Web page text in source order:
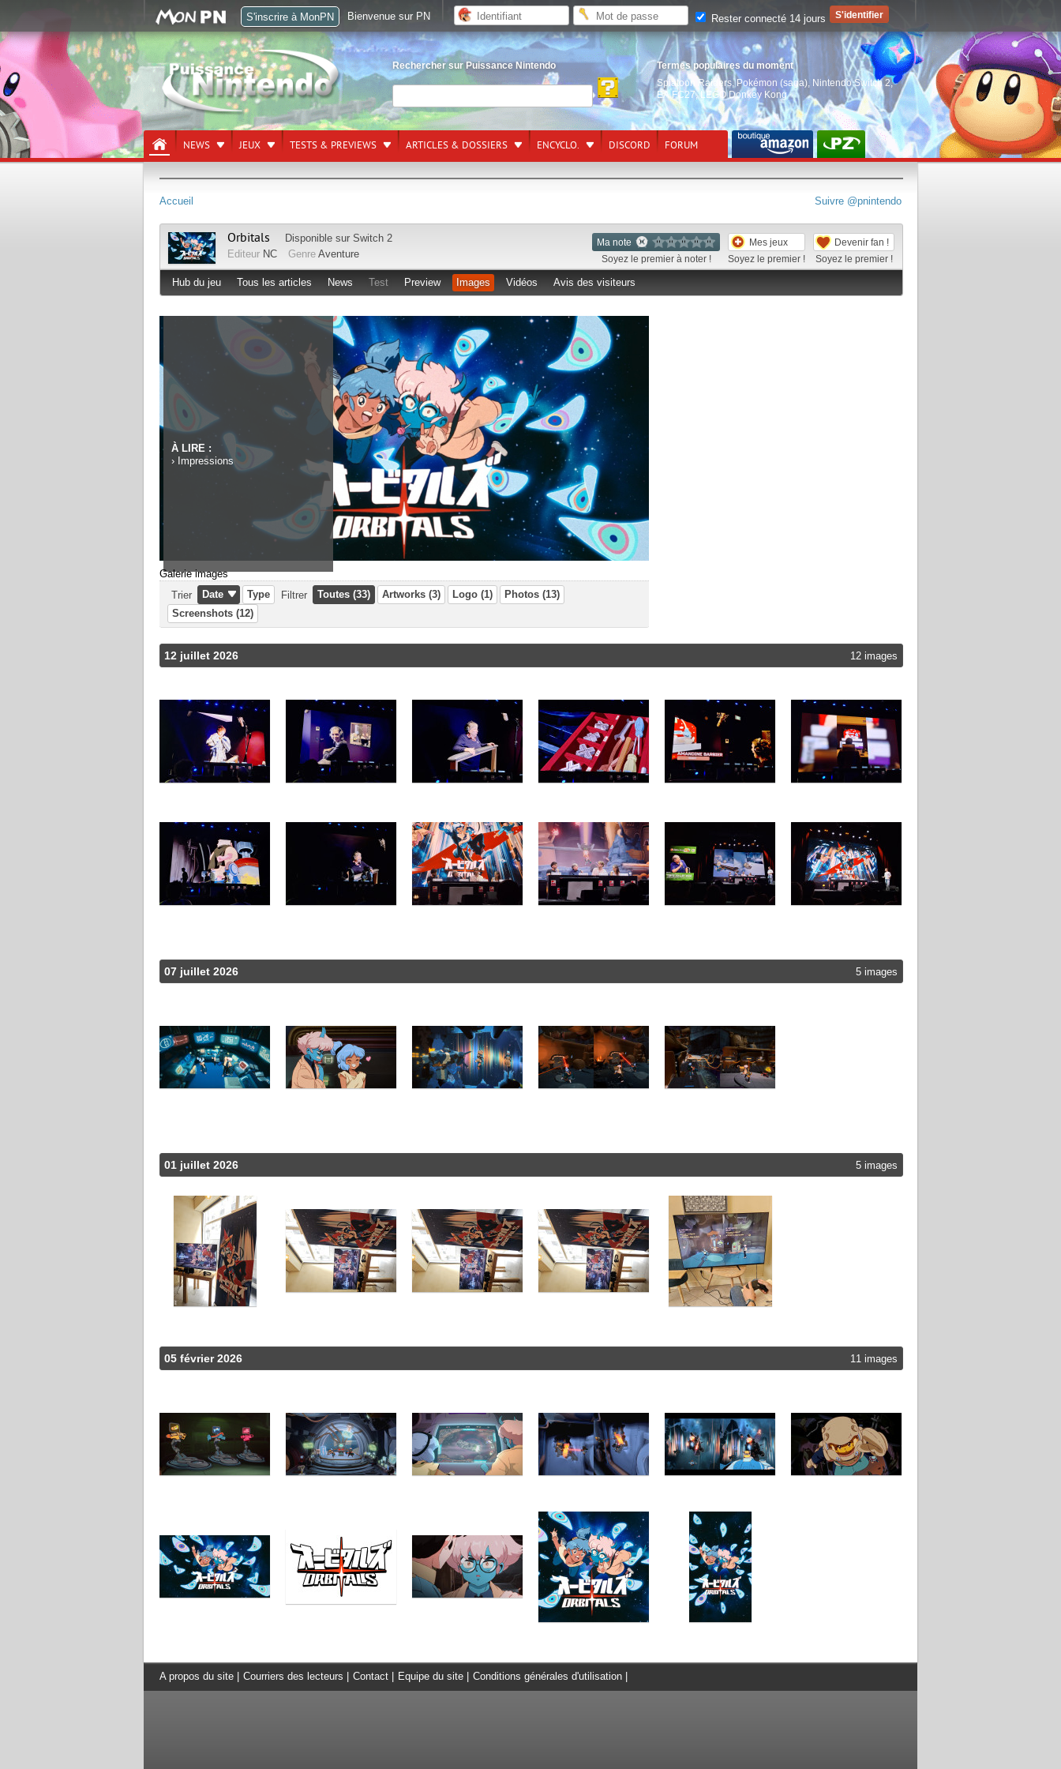
Rechercher sur Puissance Nintendo
Termes populaires du moment
Splatoon Raiders, Pokémon (saga) Nintendo Switch 2,
EA FC27,LEGO Donkey Kong
NEWS JEUX TESTS & PREVIEWS ARTICLES & DOSSIERS ENCYCLO. DISCORD FORUM
Suivre @pnintendo
Accueil
Ma note
Soyez le premier à noter !
Mes jeux
Soyez le premier !
Devenir fan !
Soyez le premier !
Orbitals Disponible sur Switch 2
Editeur NC Genre Aventure
Hub du jeu Tous les articles News Test Preview Images Vidéos Avis des visiteurs
À LIRE :
› Impressions
Galerie images
Trier
Date Type Filtrer Toutes (33) Artworks (3) Logo (1)
Photos (13)
Screenshots (12)
12 juillet 2026 12 images
07 juillet 2026 5 images
01 juillet 2026 5 images
05 février 2026 11 images
A propos du site Courriers des lecteurs Contact Equipe du site Conditions générales d'utilisation
S'inscrire à MonPN Bienvenue sur PN Rester connecté 14 jours